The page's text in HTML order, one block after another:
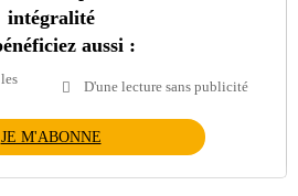
intégralité
aussi :
D'une lecture sans publicité
JE M'ABONNE